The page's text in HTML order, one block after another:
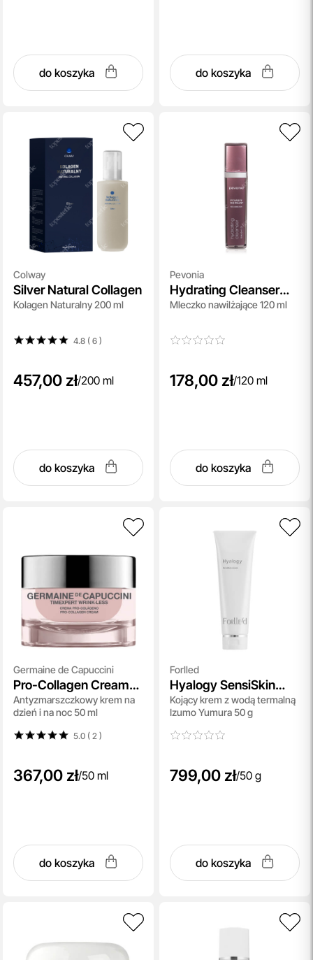
do koszyka do koszyka
Colway
Silver Natural Collagen
Kolagen Naturalny 200 ml
4.8 ( 6)
457,00 zł/200 ml
do koszyka
Pevonia
Hydrating Cleanser
Power Repair
Mleczko nawilżające 120 ml
178,00 zł/120 ml
do koszyka
Germaine de Capuccini
Pro-Collagen Cream
Day and Night
Antyzmarszczkowy krem na
dzień i na noc 50 ml
5.0 ( 2 )
367,00 zł/50 ml
do koszyka
Forlled
Hyalogy SensiSkin
Cream
Kojący krem z wodą termalną
Izumo Yumura 50 g
799,00 zł/50 g
do koszyka